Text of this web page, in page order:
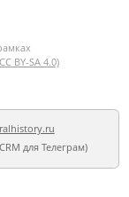
BY-SA 4.0)
для Телеграм)